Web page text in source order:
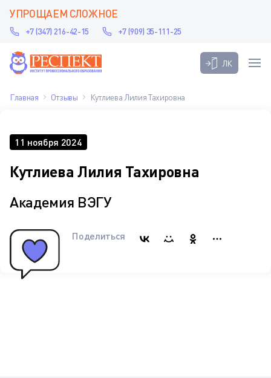
УПРОЩАЕМ СЛОЖНОЕ
+7 (347) 216-42-15 +7 (909) 35-111-25
ЛК
Главная Отзывы Кутлиева Лилия Тахировна
11 ноября 2024
Кутлиева Лилия Тахировна
Академия ВЭГУ
Поделиться